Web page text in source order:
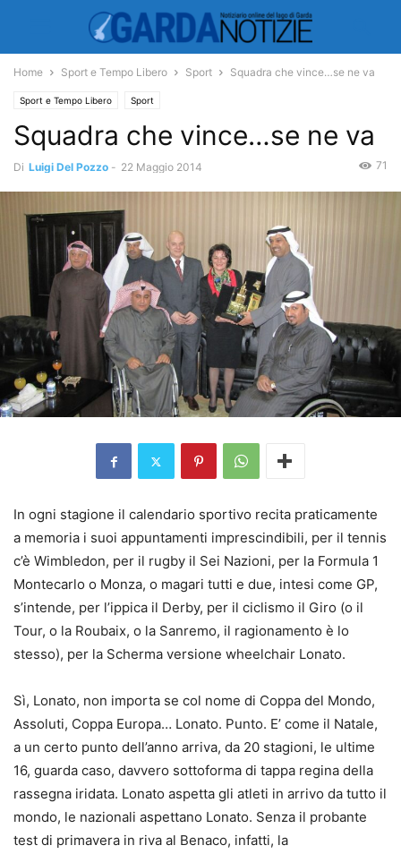
Home Sport e Tempo Libero Sport Squadra che vince…se ne va
Sport e Tempo Libero Sport
Squadra che vince…se ne va
Di Luigi Del Pozzo - 22 Maggio 2014 71
In ogni stagione il calendario sportivo recita praticamente
a memoria i suoi appuntamenti imprescindibili, per il tennis
c’è Wimbledon, per il rugby il Sei Nazioni, per la Formula 1
Montecarlo o Monza, o magari tutti e due, intesi come GP,
s’intende, per l’ippica il Derby, per il ciclismo il Giro (o il
Tour, o la Roubaix, o la Sanremo, il ragionamento è lo
stesso), per la Scherma versione wheelchair Lonato.
Sì, Lonato, non importa se col nome di Coppa del Mondo,
Assoluti, Coppa Europa… Lonato. Punto. E’ come il Natale,
a un certo punto dell’anno arriva, da 20 stagioni, le ultime
16, guarda caso, davvero sottoforma di tappa regina della
rassegna iridata. Lonato aspetta gli atleti in arrivo da tutto il
mondo, le nazionali aspettano Lonato. Senza il probante
test di primavera in riva al Benaco, infatti, la